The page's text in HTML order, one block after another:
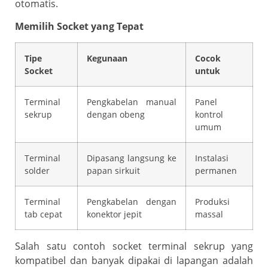
otomatis.
Memilih Socket yang Tepat
Tipe
Socket
Kegunaan
Cocok
untuk
Terminal
sekrup
Pengkabelan manual
dengan obeng
Panel
kontrol
umum
Terminal
solder
Dipasang langsung ke
papan sirkuit
Instalasi
permanen
Terminal
tab cepat
Pengkabelan dengan
konektor jepit
Produksi
massal
Salah satu contoh socket terminal sekrup yang
kompatibel dan banyak dipakai di lapangan adalah